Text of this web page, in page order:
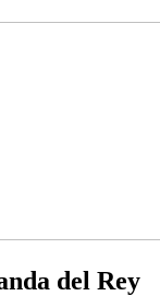
del Rey